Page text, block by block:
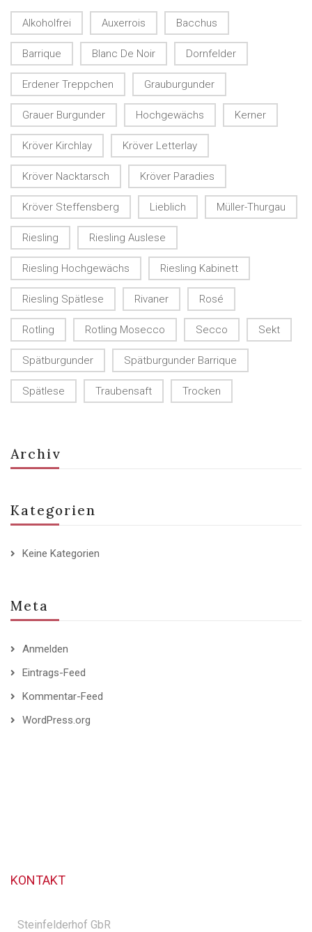
Alkoholfrei Auxerrois Bacchus
Barrique Blanc De Noir Dornfelder
Erdener Treppchen Grauburgunder
Grauer Burgunder Hochgewächs Kerner
Kröver Kirchlay Kröver Letterlay
Kröver Nacktarsch Kröver Paradies
Kröver Steffensberg Lieblich Müller-Thurgau
Riesling Riesling Auslese
Riesling Hochgewächs Riesling Kabinett
Riesling Spätlese Rivaner Rosé
Rotling Rotling Mosecco Secco Sekt
Spätburgunder Spätburgunder Barrique
Spätlese Traubensaft Trocken
Archiv
Kategorien
Keine Kategorien
Meta
Anmelden
Eintrags-Feed
Kommentar-Feed
WordPress.org
KONTAKT
Steinfelderhof GbR